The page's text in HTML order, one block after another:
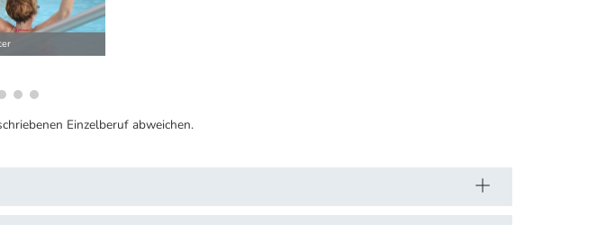
Einzelberuf abweichen.